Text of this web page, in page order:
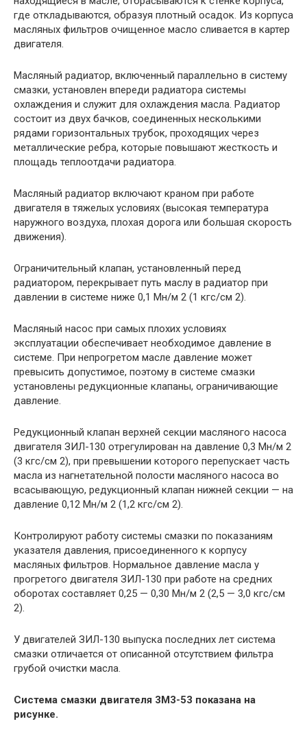
где откладываются, образуя плотный осадок. Из корпуса
масляных фильтров очищенное масло сливается в картер
двигателя.
Масляный радиатор, включенный параллельно в систему
смазки, установлен впереди радиатора системы
охлаждения и служит для охлаждения масла. Радиатор
состоит из двух бачков, соединенных несколькими
рядами горизонтальных трубок, проходящих через
металлические ребра, которые повышают жесткость и
площадь теплоотдачи радиатора.
Масляный радиатор включают краном при работе
двигателя в тяжелых условиях (высокая температура
наружного воздуха, плохая дорога или большая скорость
движения).
Ограничительный клапан, установленный перед
радиатором, перекрывает путь маслу в радиатор при
давлении в системе ниже 0,1 Мн/м 2 (1 кгс/см 2).
Масляный насос при самых плохих условиях
эксплуатации обеспечивает необходимое давление в
системе. При непрогретом масле давление может
превысить допустимое, поэтому в системе смазки
установлены редукционные клапаны, ограничивающие
давление.
Редукционный клапан верхней секции масляного насоса
двигателя ЗИЛ-130 отрегулирован на давление 0,3 Мн/м 2
(3 кгс/см 2), при превышении которого перепускает часть
масла из нагнетательной полости масляного насоса во
всасывающую, редукционный клапан нижней секции — на
давление 0,12 Мн/м 2 (1,2 кгс/см 2).
Контролируют работу системы смазки по показаниям
указателя давления, присоединенного к корпусу
масляных фильтров. Нормальное давление масла у
прогретого двигателя ЗИЛ-130 при работе на средних
оборотах составляет 0,25 — 0,30 Мн/м 2 (2,5 — 3,0 кгс/см
2).
У двигателей ЗИЛ-130 выпуска последних лет система
смазки отличается от описанной отсутствием фильтра
грубой очистки масла.
Система смазки двигателя 3M3-53 показана на
рисунке.